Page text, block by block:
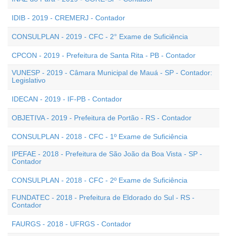
IDIB - 2019 - CREMERJ - Contador
CONSULPLAN - 2019 - CFC - 2° Exame de Suficiência
CPCON - 2019 - Prefeitura de Santa Rita - PB - Contador
VUNESP - 2019 - Câmara Municipal de Mauá - SP - Contador:
Legislativo
IDECAN - 2019 - IF-PB - Contador
OBJETIVA - 2019 - Prefeitura de Portão - RS - Contador
CONSULPLAN - 2018 - CFC - 1º Exame de Suficiência
IPEFAE - 2018 - Prefeitura de São João da Boa Vista - SP -
Contador
CONSULPLAN - 2018 - CFC - 2º Exame de Suficiência
FUNDATEC - 2018 - Prefeitura de Eldorado do Sul - RS -
Contador
FAURGS - 2018 - UFRGS - Contador